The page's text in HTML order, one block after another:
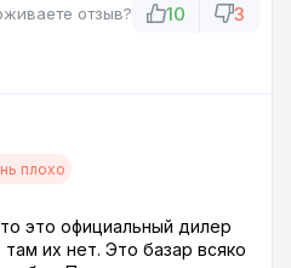
и так далее говорят
Рио.
чип только устроил
другая и в итоге
жилают
отзыв? 10 3
плохо
это официальный дилер
их нет. Это базар всяко